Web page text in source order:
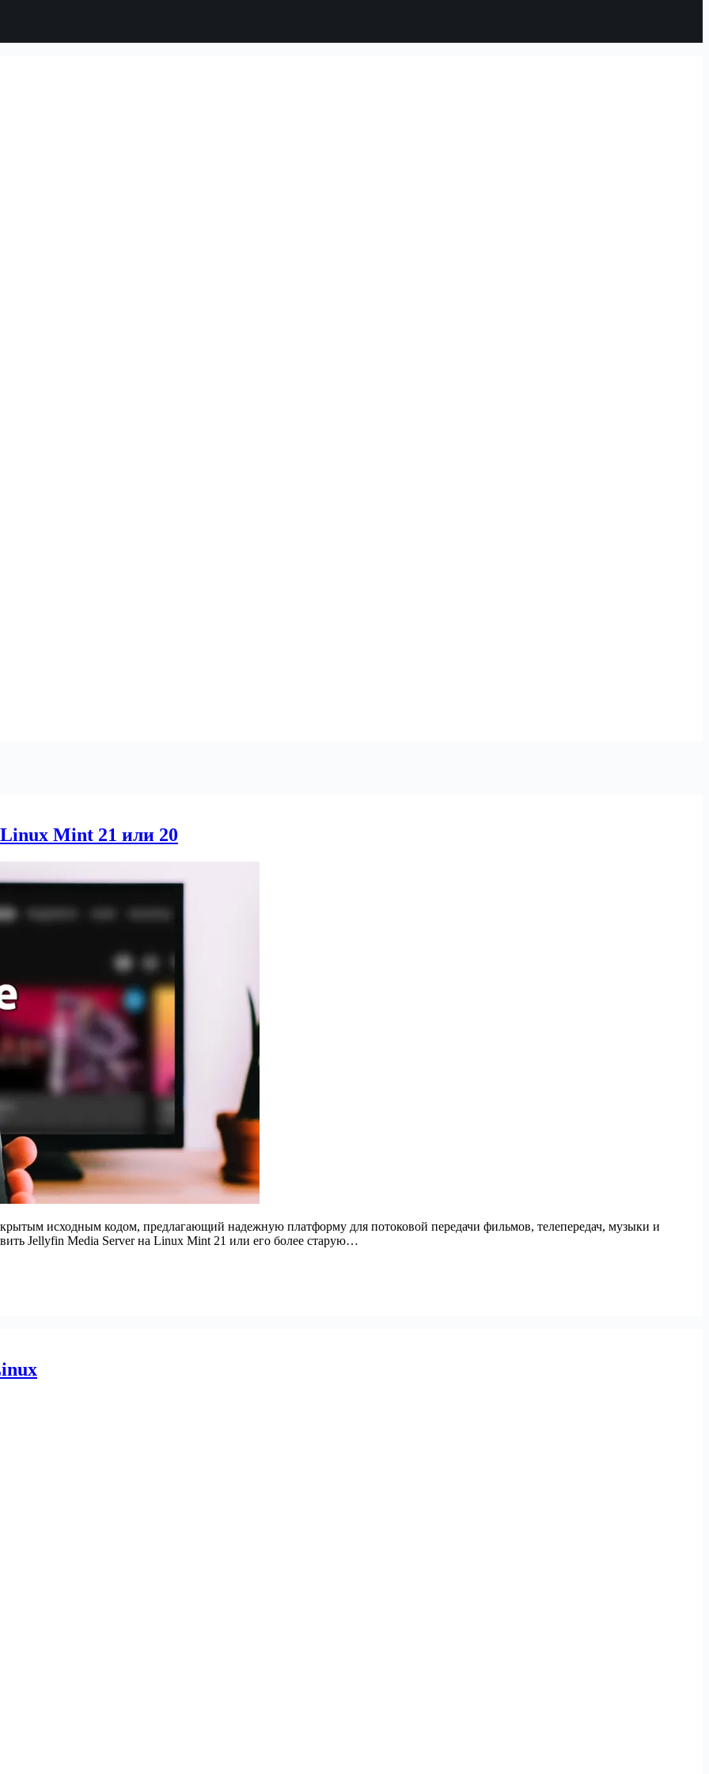
Mint 21 или 20
исходным кодом, предлагающий надежную платформу для потоковой передачи фильмов, телепередач, музыки и
Jellyfin Media Server на Linux Mint 21 или его более старую…